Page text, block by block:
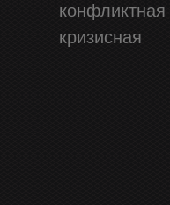
конфликтная
кризисная